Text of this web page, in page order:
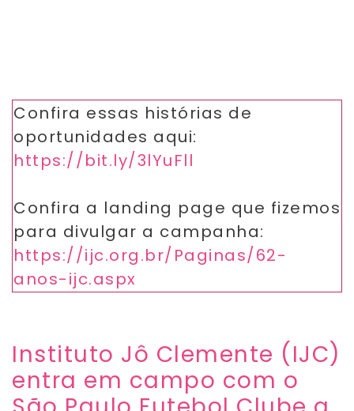
​Confira essas histórias de
oportunidades aqui:
https://bit.ly/3lYuFll
Confira a landing page que fizemos
para divulgar a campanha:
https://ijc.org.br/Paginas/62-
anos-ijc.aspx
Instituto Jô Clemente (IJC)
entra em campo com o